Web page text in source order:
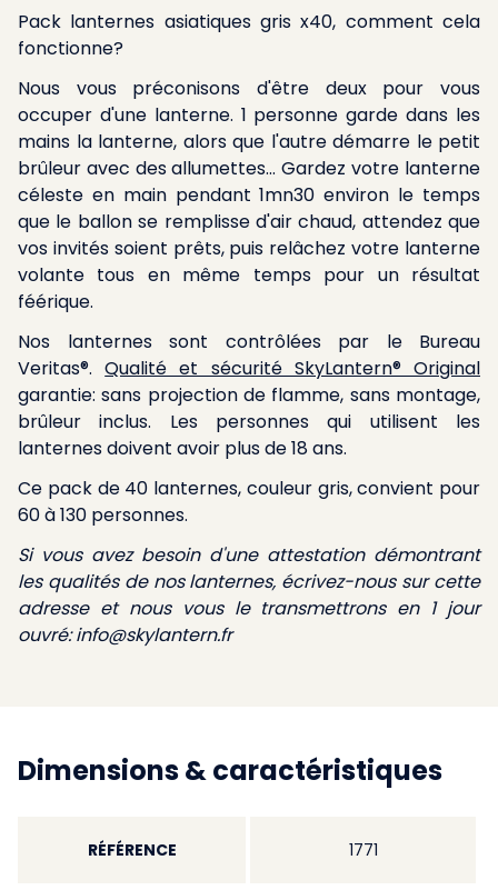
Pack lanternes asiatiques gris x40, comment cela
fonctionne?
Nous vous préconisons d'être deux pour vous
occuper d'une lanterne. 1 personne garde dans les
mains la lanterne, alors que l'autre démarre le petit
brûleur avec des allumettes... Gardez votre lanterne
céleste en main pendant 1mn30 environ le temps
que le ballon se remplisse d'air chaud, attendez que
vos invités soient prêts, puis relâchez votre lanterne
volante tous en même temps pour un résultat
féérique.
Nos lanternes sont contrôlées par le Bureau
Veritas®.Qualité et sécurité SkyLantern® Original
garantie: sans projection de flamme, sans montage,
brûleur inclus. Les personnes qui utilisent les
lanternes doivent avoir plus de 18 ans.
Ce pack de 40 lanternes, couleur gris, convient pour
60 à 130 personnes.
Si vous avez besoin d'une attestation démontrant
les qualités de nos lanternes, écrivez-nous sur cette
adresse et nous vous le transmettrons en 1 jour
ouvré:info@skylantern.fr
Dimensions & caractéristiques
RÉFÉRENCE 1771